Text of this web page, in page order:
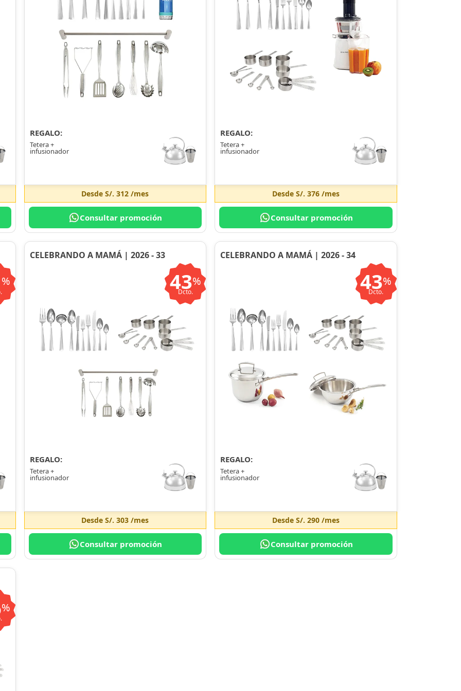
REGALO:
Tetera +
infusionador
DesdeS/. 312 /mes
Consultar promoción
REGALO:
Tetera +
infusionador
DesdeS/. 376 /mes
Consultar promoción
%
CELEBRANDO A MAMÁ | 2026 - 33
43%
Dcto.
REGALO:
Tetera +
infusionador
DesdeS/. 303 /mes
Consultar promoción
CELEBRANDO A MAMÁ | 2026 - 34
43%
Dcto.
REGALO:
Tetera +
infusionador
DesdeS/. 290 /mes
Consultar promoción
%